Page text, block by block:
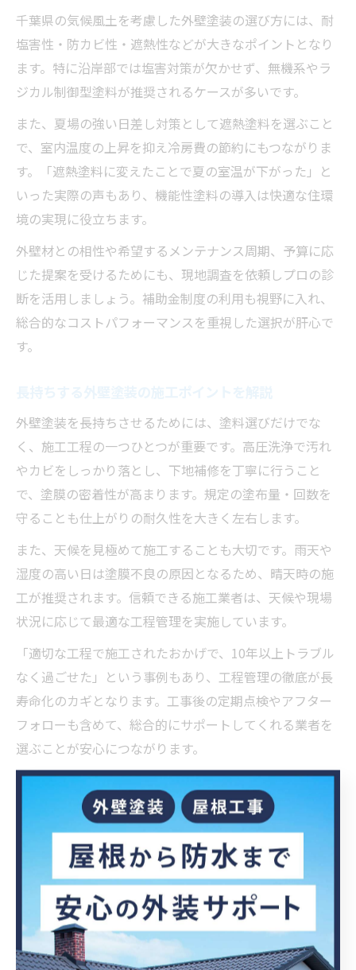
千葉県の気候風土を考慮した外壁塗装の選び方には、耐
塩害性・防カビ性・遮熱性などが大きなポイントとなり
ます。特に沿岸部では塩害対策が欠かせず、無機系やラ
ジカル制御型塗料が推奨されるケースが多いです。
また、夏場の強い日差し対策として遮熱塗料を選ぶこと
で、室内温度の上昇を抑え冷房費の節約にもつながりま
す。「遮熱塗料に変えたことで夏の室温が下がった」と
いった実際の声もあり、機能性塗料の導入は快適な住環
境の実現に役立ちます。
外壁材との相性や希望するメンテナンス周期、予算に応
じた提案を受けるためにも、現地調査を依頼しプロの診
断を活用しましょう。補助金制度の利用も視野に入れ、
総合的なコストパフォーマンスを重視した選択が肝心で
す。
外壁塗装を長持ちさせるためには、塗料選びだけでな
く、施工工程の一つひとつが重要です。高圧洗浄で汚れ
やカビをしっかり落とし、下地補修を丁寧に行うこと
で、塗膜の密着性が高まります。規定の塗布量・回数を
守ることも仕上がりの耐久性を大きく左右します。
また、天候を見極めて施工することも大切です。雨天や
湿度の高い日は塗膜不良の原因となるため、晴天時の施
工が推奨されます。信頼できる施工業者は、天候や現場
状況に応じて最適な工程管理を実施しています。
「適切な工程で施工されたおかげで、10年以上トラブル
なく過ごせた」という事例もあり、工程管理の徹底が長
寿命化のカギとなります。工事後の定期点検やアフター
フォローも含めて、総合的にサポートしてくれる業者を
選ぶことが安心につながります。
千葉県の気候に強い塗装の特徴解説
千葉県の気候と外壁塗装の相性を解説
千葉県は海に面しているため、年間を通じて湿度が高
く、夏は強い日差しと台風による雨風にさらされること
が特徴です。このような気候条件は外壁塗装の耐久性や
劣化スピードに大きな影響を与えます。特に、湿気によ